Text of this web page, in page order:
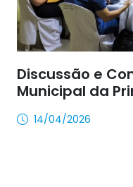
Discussão e
Municipal da
14/04/2026